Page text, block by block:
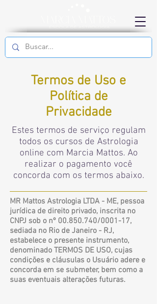
Termos de Uso e
Política de
Privacidade
Estes termos de serviço regulam
todos os cursos de Astrologia
online com Marcia Mattos. Ao
realizar o pagamento você
concorda com os termos abaixo.
MR Mattos Astrologia LTDA - ME, pessoa
jurídica de direito privado, inscrita no
CNPJ sob o nº 00.850.740/0001-17,
sediada no Rio de Janeiro - RJ,
estabelece o presente instrumento,
denominado TERMOS DE USO, cujas
condições e cláusulas o Usuário adere e
concorda em se submeter, bem como a
suas eventuais alterações futuras.